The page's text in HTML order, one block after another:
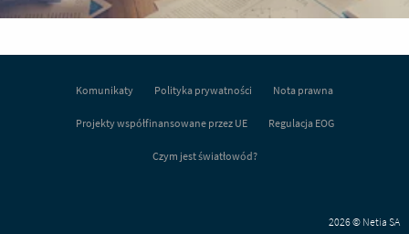
Komunikaty Polityka prywatności Nota prawna
Projekty współfinansowane przez UE Regulacja EOG
Czym jest światłowód?
2026 © Netia SA